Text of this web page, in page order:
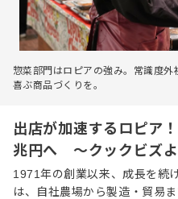
惣菜部門はロピアの強み。常識度
喜ぶ商品づくりを。
出店が加速するロピア
兆円へ ～クックビズよ
1971年の創業以来、成長を続
は、自社農場から製造・貿易